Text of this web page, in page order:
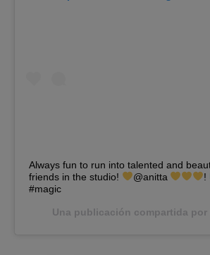
Always fun to run into talented and
friends in the studio!
@anitta
!
#magic
Una publicación compartida por